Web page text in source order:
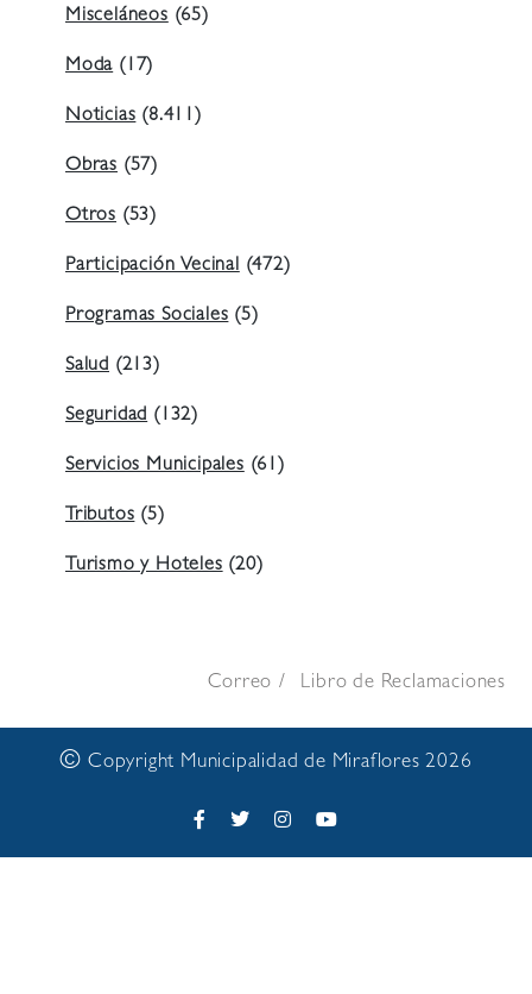
Misceláneos (65)
Moda (17)
Noticias (8.411)
Obras (57)
Otros (53)
Participación Vecinal (472)
Programas Sociales (5)
Salud (213)
Seguridad (132)
Servicios Municipales (61)
Tributos (5)
Turismo y Hoteles (20)
Correo Libro de Reclamaciones
© Copyright Municipalidad de Miraflores 2026